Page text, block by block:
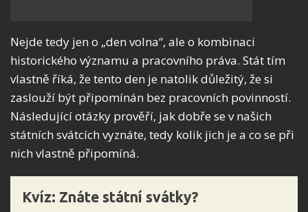
Nejde tedy jen o „den volna“, ale o kombinaci
historického významu a pracovního práva. Stát tím
vlastně říká, že tento den je natolik důležitý, že si
zaslouží být připomínán bez pracovních povinností.
Následující otázky prověří, jak dobře se v našich
státních svátcích vyznáte, tedy kolik jich je a co se při
nich vlastně připomíná.
Kvíz: Znáte státní svátky?